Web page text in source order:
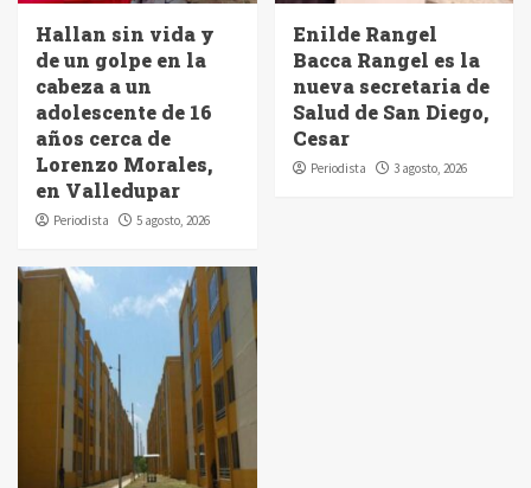
Hallan sin vida y
de un golpe en la
cabeza a un
adolescente de 16
años cerca de
Lorenzo Morales,
en Valledupar
Periodista 5 agosto, 2026
Enilde Rangel
Bacca Rangel es la
nueva secretaria de
Salud de San Diego,
Cesar
Periodista 3 agosto, 2026